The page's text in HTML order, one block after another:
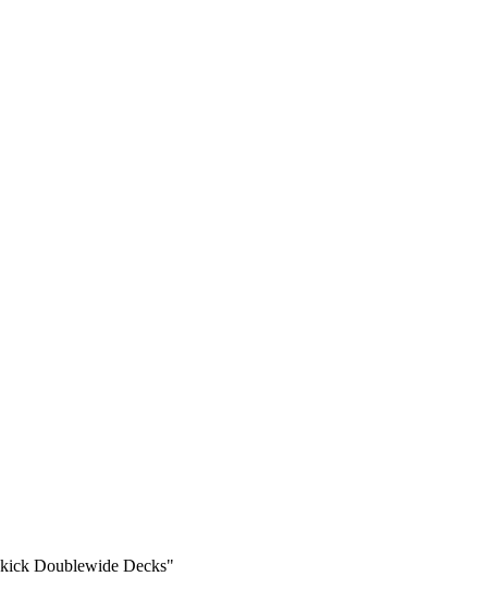
Doublewide Decks"